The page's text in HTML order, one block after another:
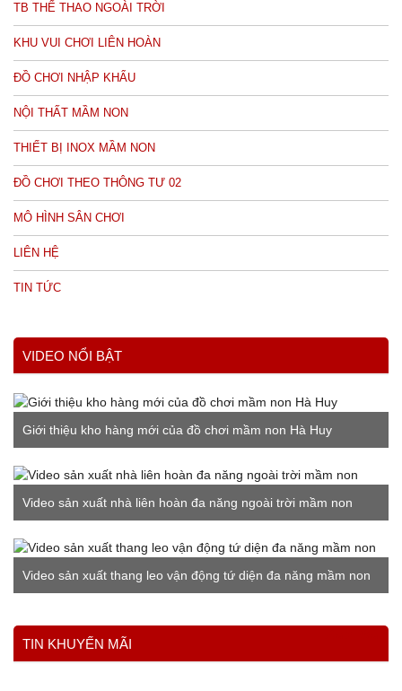
TB THỂ THAO NGOÀI TRỜI
KHU VUI CHƠI LIÊN HOÀN
ĐỒ CHƠI NHẬP KHẨU
NỘI THẤT MẦM NON
THIẾT BỊ INOX MẦM NON
ĐỒ CHƠI THEO THÔNG TƯ 02
MÔ HÌNH SÂN CHƠI
LIÊN HỆ
TIN TỨC
VIDEO NỔI BẬT
Giới thiệu kho hàng mới của đồ chơi mầm non Hà Huy
Video sản xuất nhà liên hoàn đa năng ngoài trời mầm non
Video sản xuất thang leo vận động tứ diện đa năng mầm non
Xem thêm
TIN KHUYẾN MÃI